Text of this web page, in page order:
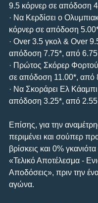
9.5 κόρνερ σε απόδοση
· Να Κερδίσει ο
κόρνερ σε απόδοση
· Over 3.5 γκολ & Over
απόδοση 7.75*, από 6.75
· Πρώτος Σκόρερ
σε απόδοση 11.00*, από
· Να Σκοράρει Ελ
απόδοση 3.25*, από 2.55
Επίσης, για την
περιμένει και σούπερ
βρίσκεις και 0%
«Τελικό Αποτέλεσμα -
Αποδόσεις», πριν την
αγώνα.